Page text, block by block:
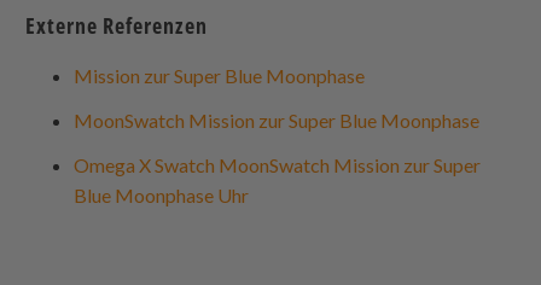
Externe Referenzen
Mission zur Super Blue Moonphase
MoonSwatch Mission zur Super Blue Moonphase
Omega X Swatch MoonSwatch Mission zur Super
Blue Moonphase Uhr